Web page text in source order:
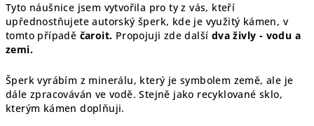
Tyto náušnice jsem vytvořila pro ty z vás, kteří
upřednostňujete autorský šperk, kde je využitý kámen, v
tomto případě čaroit. Propojuji zde další dva živly - vodu a
zemi.
Šperk vyrábím z minerálu, který je symbolem země, ale je
dále zpracováván ve vodě. Stejně jako recyklované sklo,
kterým kámen doplňuji.